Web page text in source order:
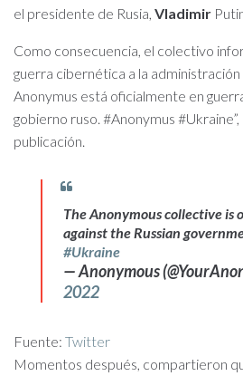
el presidente de Rusia, Vladimir
Como consecuencia, el colectivo
guerra cibernética a la administración
Anonymus está oficialmente en
gobierno ruso. #Anonymus
publicación.
The Anonymous collective is
against the Russian
#Ukraine
— Anonymous
2022
Fuente: Twitter
Momentos después, compartieron